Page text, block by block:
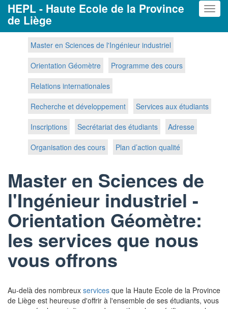
HEPL - Haute Ecole de la Province
de Liège
Master en Sciences de l'Ingénieur industriel
Orientation Géomètre
Programme des cours
Relations internationales
Recherche et développement
Services aux étudiants
Inscriptions
Secrétariat des étudiants
Adresse
Organisation des cours
Plan d’action qualité
Master en Sciences de
l'Ingénieur industriel -
Orientation Géomètre:
les services que nous
vous offrons
Au-delà des nombreux services que la Haute Ecole de la Province
de Liège est heureuse d'offrir à l'ensemble de ses étudiants, vous